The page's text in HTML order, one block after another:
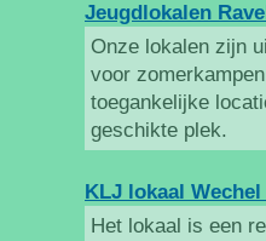
Jeugdlokalen
Onze lokalen zijn
voor
toegankelijke
geschikte plek. ​
KLJ lokaal
Het lokaal is een